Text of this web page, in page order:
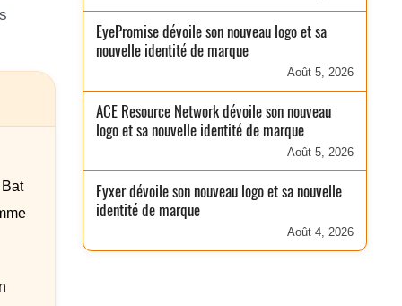
EyePromise dévoile son nouveau logo et sa
nouvelle identité de marque
Août 5, 2026
ACE Resource Network dévoile son nouveau
logo et sa nouvelle identité de marque
Août 5, 2026
Fyxer dévoile son nouveau logo et sa nouvelle
identité de marque
Août 4, 2026